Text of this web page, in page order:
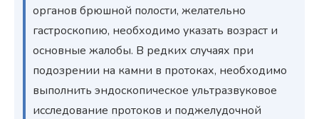
органов брюшной полости, желательно
гастроскопию, необходимо указать возраст и
основные жалобы. В редких случаях при
подозрении на камни в протоках, необходимо
выполнить эндоскопическое ультразвуковое
исследование протоков и поджелудочной